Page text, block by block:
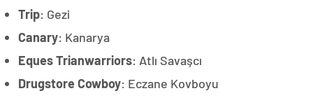
Trip: Gezi
Canary: Kanarya
Eques Trianwarriors: Atlı Savaşcı
Drugstore Cowboy: Eczane Kovboyu